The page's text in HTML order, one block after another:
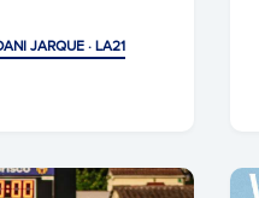
JARQUE · LA21